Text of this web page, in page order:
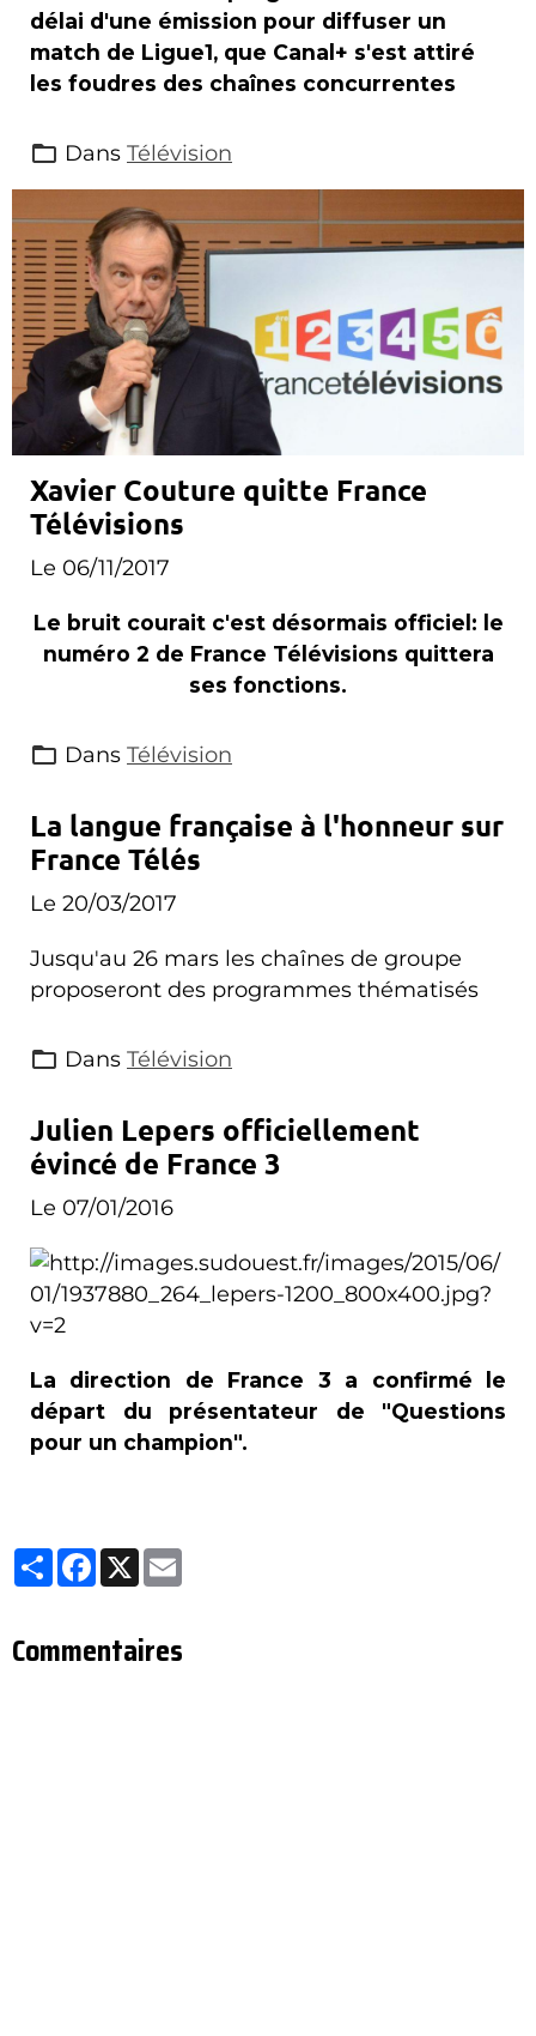
délai d'une émission pour diffuser un
match de Ligue1, que Canal+ s'est attiré
les foudres des chaînes concurrentes
Dans Télévision
Xavier Couture quitte France
Télévisions
Le 06/11/2017
Le bruit courait c'est désormais officiel: le
numéro 2 de France Télévisions quittera
ses fonctions.
Dans Télévision
La langue française à l'honneur sur
France Télés
Le 20/03/2017
Jusqu'au 26 mars les chaînes de groupe
proposeront des programmes thématisés
Dans Télévision
Julien Lepers officiellement
évincé de France 3
Le 07/01/2016
La direction de France 3 a confirmé le
départ du présentateur de "Questions
pour un champion".
Partager
Facebook
X
Commentaires